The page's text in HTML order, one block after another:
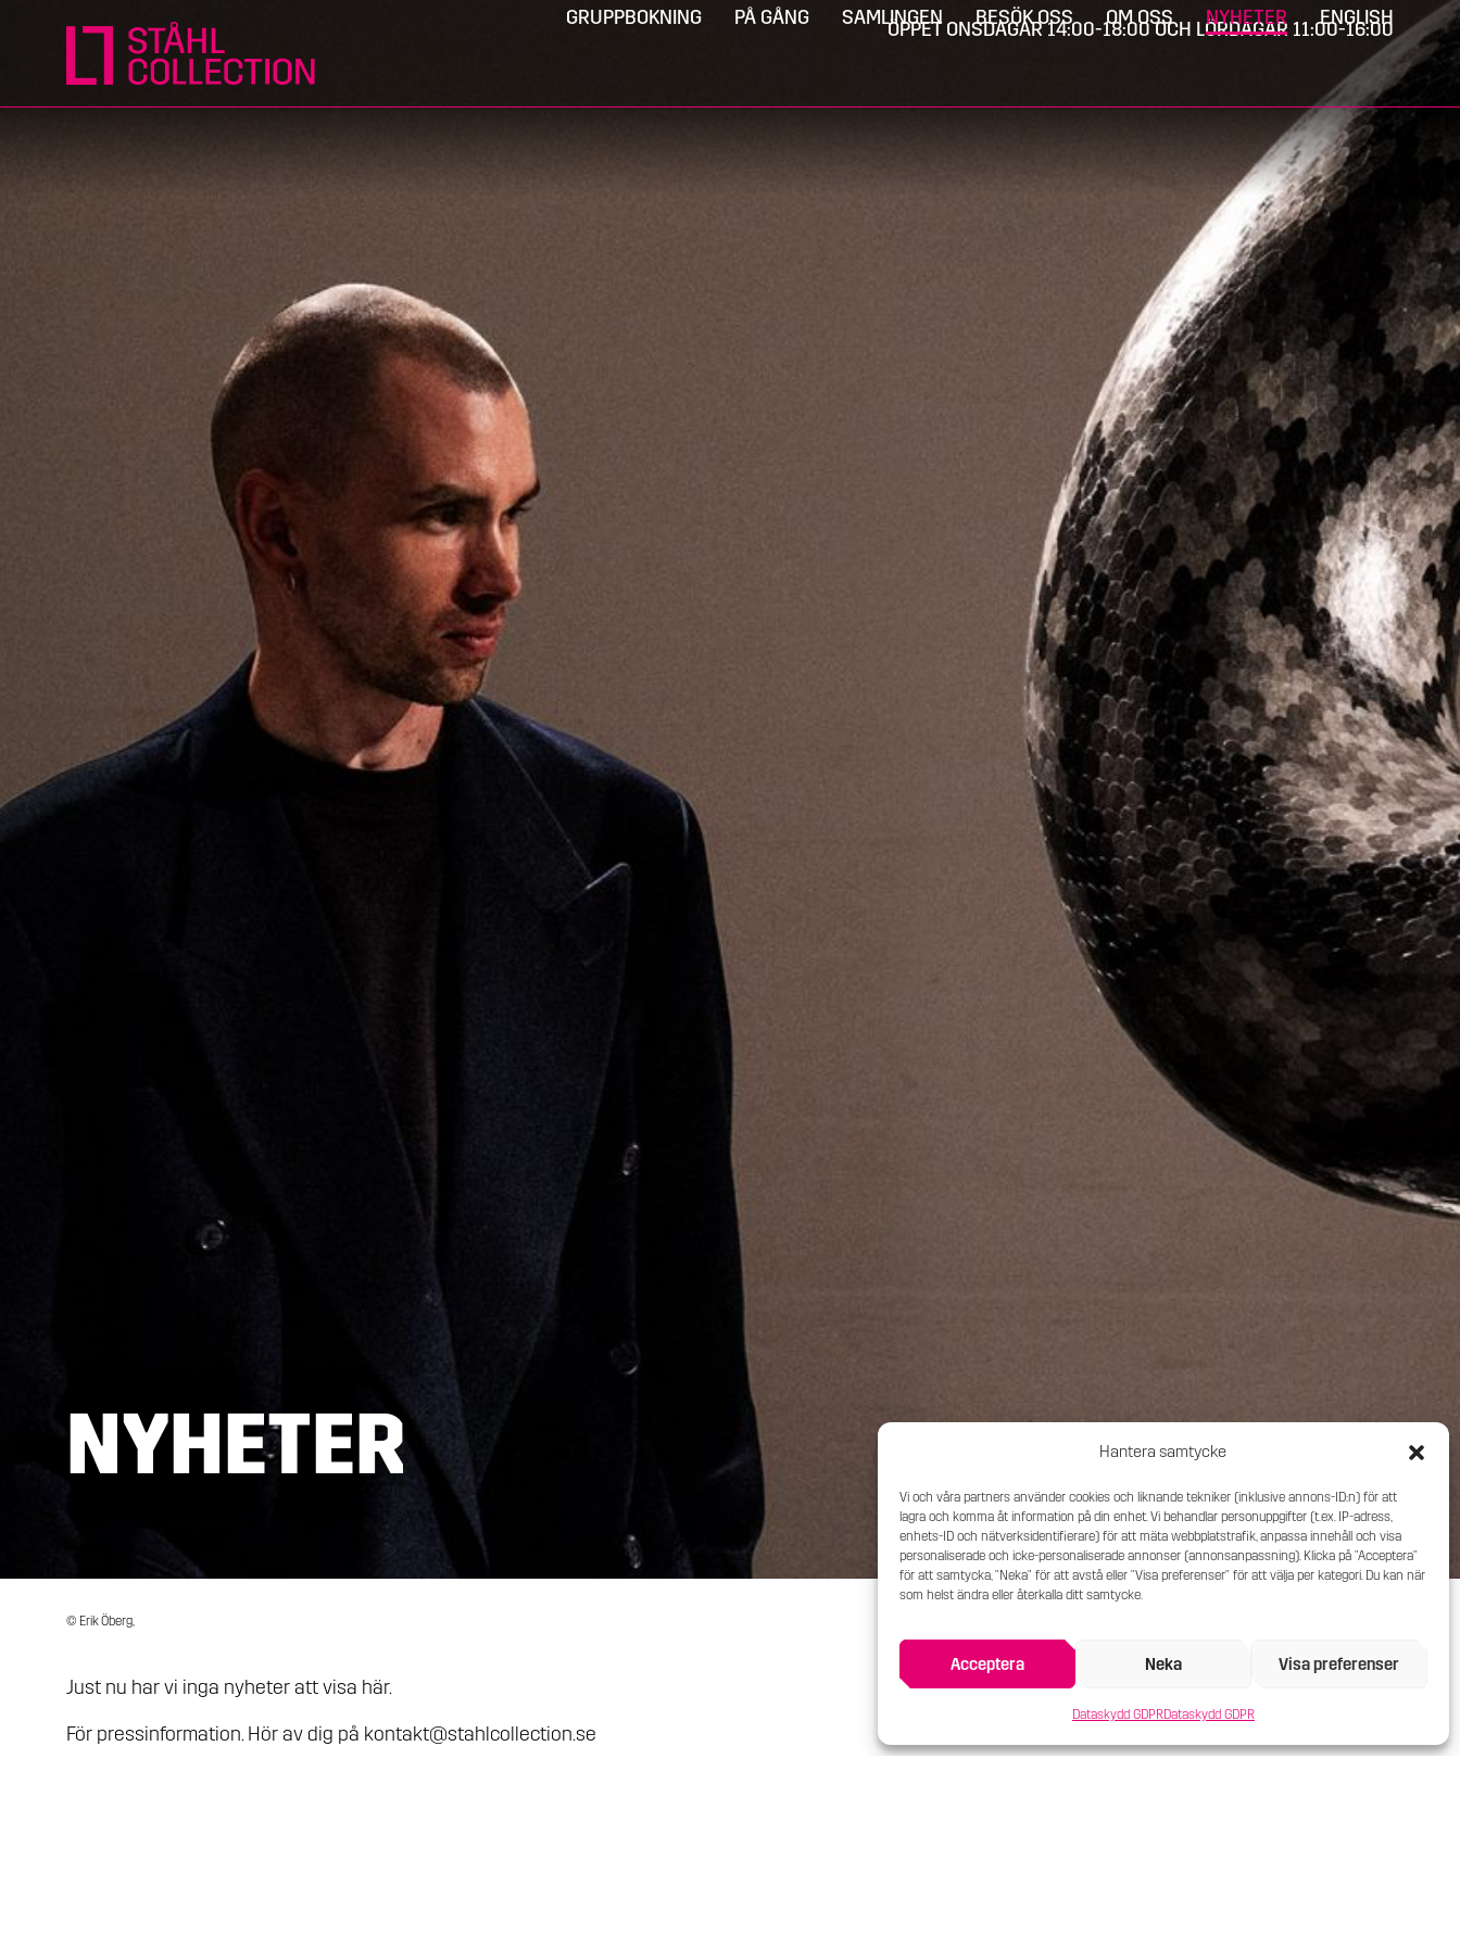
Hantera samtycke
Vi och våra partners använder cookies och liknande tekniker (inklusive annons-ID:n) för att
lagra och komma åt information på din enhet. Vi behandlar personuppgifter (t.ex. IP-adress,
enhets-ID och nätverksidentifierare) för att mäta webbplatstrafik, anpassa innehåll och visa
personaliserade och icke-personaliserade annonser (annonsanpassning). Klicka på "Acceptera"
för att samtycka, "Neka" för att avstå eller "Visa preferenser" för att välja per kategori. Du kan när
som helst ändra eller återkalla ditt samtycke.
Acceptera Neka Visa preferenser
Dataskydd GDPRDataskydd GDPR
ÖPPET ONSDAGAR 14:00-18:00 OCH LÖRDAGAR 11:00-16:00
GRUPPBOKNING PÅ GÅNG SAMLINGEN BESÖK OSS OM OSS NYHETER ENGLISH
NYHETER
© Erik Öberg,
Just nu har vi inga nyheter att visa här.
För pressinformation. Hör av dig på kontakt@stahlcollection.se